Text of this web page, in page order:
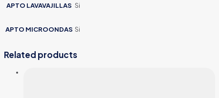
APTO LAVAVAJILLAS Si
APTO MICROONDAS Si
Related products